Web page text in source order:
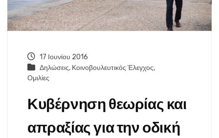
17 Ιουνίου 2016
Δηλώσεις, Κοινοβουλευτικός Έλεγχος,
Ομιλίες
Κυβέρνηση θεωρίας και
απραξίας για την οδική